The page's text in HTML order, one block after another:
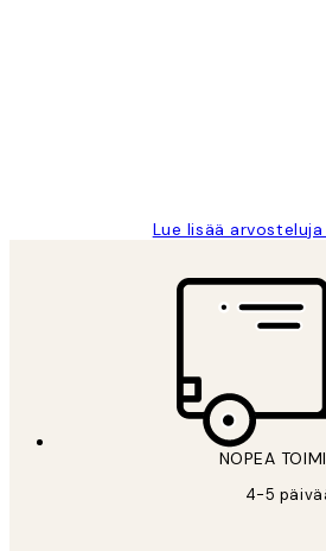
Lue lisää
NOPEA
4-5